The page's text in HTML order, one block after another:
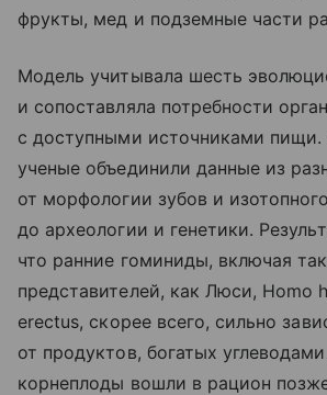
фрукты, мед и подземные части
Модель учитывала шесть
и сопоставляла потребности
с доступными источниками пищи.
ученые объединили данные из
от морфологии зубов и
до археологии и генетики.
что ранние гоминиды, включая
представителей, как Люси, Homo
erectus, скорее всего, сильно
от продуктов, богатых
корнеплоды вошли в рацион